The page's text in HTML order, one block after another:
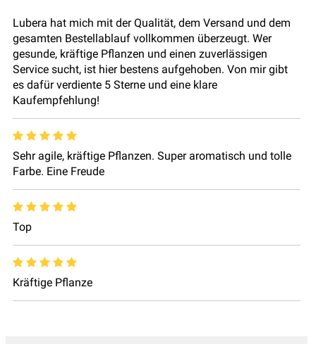
Lubera hat mich mit der Qualität, dem Versand und dem
gesamten Bestellablauf vollkommen überzeugt. Wer
gesunde, kräftige Pflanzen und einen zuverlässigen
Service sucht, ist hier bestens aufgehoben. Von mir gibt
es dafür verdiente 5 Sterne und eine klare
Kaufempfehlung!
Sehr agile, kräftige Pflanzen. Super aromatisch und tolle
Farbe. Eine Freude
Top
Kräftige Pflanze